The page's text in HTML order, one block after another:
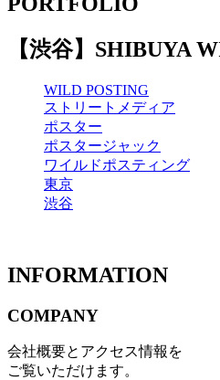
【渋谷】SHIBUYA
WILD POSTING
ストリートメディア
ポスター
ポスタージャック
ワイルドポスティング
東京
渋谷
INFORMATION
COMPANY
会社概要とアクセス情報を
ご覧いただけます。